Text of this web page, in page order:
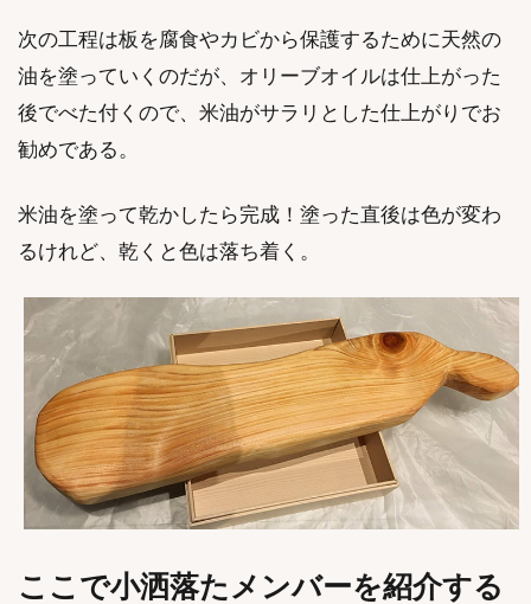
次の工程は板を腐食やカビから保護するために天然の
油を塗っていくのだが、オリーブオイルは仕上がった
後でべた付くので、米油がサラリとした仕上がりでお
勧めである。
米油を塗って乾かしたら完成！塗った直後は色が変わ
るけれど、乾くと色は落ち着く。
ここで小洒落たメンバーを紹介する